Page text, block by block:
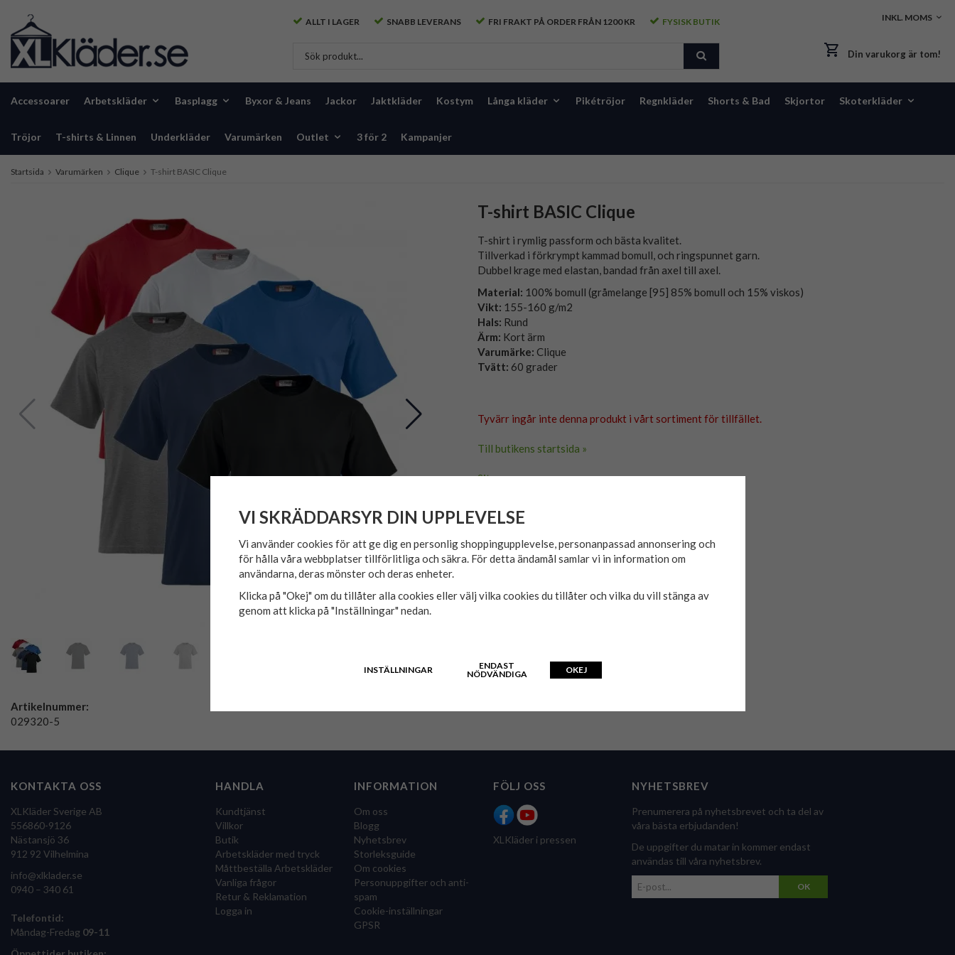
ALLT I LAGER SNABB LEVERANS FRI FRAKT PÅ ORDER FRÅN 1200 KR FYSISK BUTIK
Din varukorg är tom!
Accessoarer Arbetskläder Basplagg Byxor & Jeans Jackor Jaktkläder Kostym Långa kläder Pikétröjor Regnkläder Shorts & Bad Skjortor Skoterkläder
Tröjor T-shirts & Linnen Underkläder Varumärken Outlet 3 för 2 Kampanjer
Startsida Varumärken Clique T-shirt BASIC Clique
T-shirt BASIC Clique
T-shirt i rymlig passform och bästa kvalitet.
Tillverkad i förkrympt kammad bomull, och ringspunnet garn.
Dubbel krage med elastan, bandad från axel till axel.
Material: 100% bomull (gråmelange [95] 85% bomull och 15% viskos)
Vikt: 155-160 g/m2
Hals: Rund
Ärm: Kort ärm
Varumärke: Clique
Tvätt: 60 grader
Tyvärr ingår inte denna produkt i vårt sortiment för tillfället.
Till butikens startsida »
Sitemap »
Artikelnummer:
029320-5
KONTAKTA OSS
XLKläder Sverige AB
556860-9126
Nästansjö 36
912 92 Vilhelmina
info@xlklader.se
0940 – 340 61
Telefontid:
Måndag-Fredag 09-11
HANDLA
Kundtjänst
Villkor
Butik
Arbetskläder med tryck
Måttbeställa Arbetskläder
Vanliga frågor
Retur & Reklamation
Logga in
INFORMATION
Om oss
Blogg
Nyhetsbrev
Storleksguide
Om cookies
Personuppgifter och anti-
spam
Cookie-inställningar
GPSR
FÖLJ OSS
XLKläder i pressen
NYHETSBREV
Prenumerera på nyhetsbrevet och ta del av
våra bästa erbjudanden!
De uppgifter du matar in kommer endast
användas till våra nyhetsbrev.
OK
VI SKRÄDDARSYR DIN UPPLEVELSE
Vi använder cookies för att ge dig en personlig shoppingupplevelse, personanpassad annonsering och
för hålla våra webbplatser tillförlitliga och säkra. För detta ändamål samlar vi in information om
användarna, deras mönster och deras enheter.
Klicka på "Okej" om du tillåter alla cookies eller välj vilka cookies du tillåter och vilka du vill stänga av
genom att klicka på "Inställningar" nedan.
INSTÄLLNINGAR
ENDAST
NÖDVÄNDIGA
OKEJ